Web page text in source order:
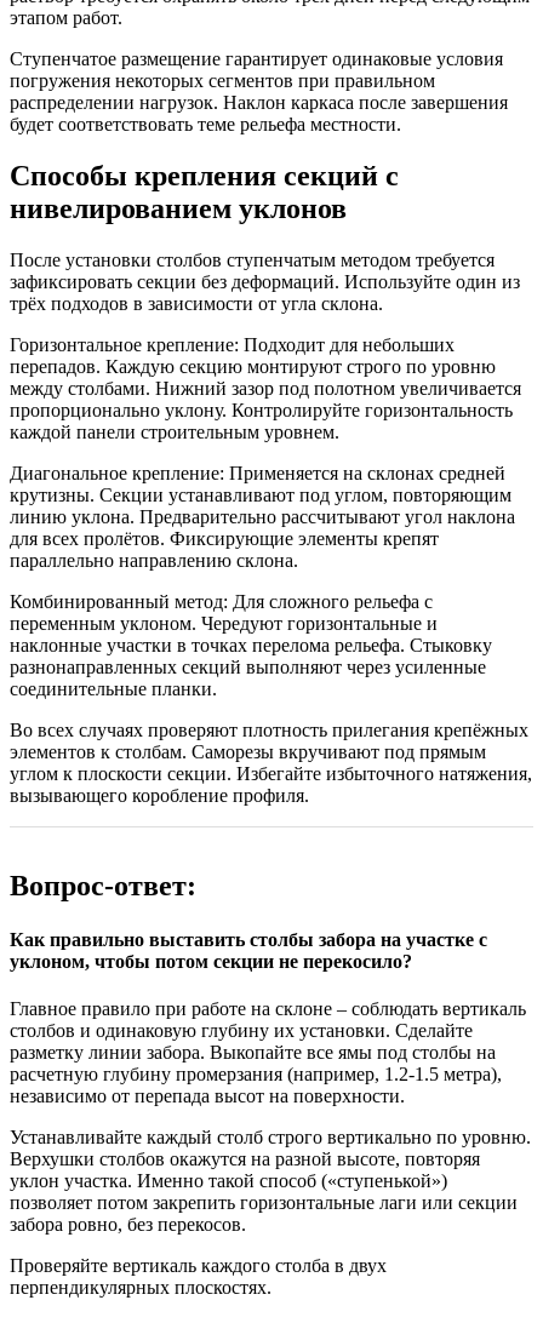
этапом работ.
Ступенчатое размещение гарантирует одинаковые условия
погружения некоторых сегментов при правильном
распределении нагрузок. Наклон каркаса после завершения
будет соответствовать теме рельефа местности.
Способы крепления секций с
нивелированием уклонов
После установки столбов ступенчатым методом требуется
зафиксировать секции без деформаций. Используйте один из
трёх подходов в зависимости от угла склона.
Горизонтальное крепление: Подходит для небольших
перепадов. Каждую секцию монтируют строго по уровню
между столбами. Нижний зазор под полотном увеличивается
пропорционально уклону. Контролируйте горизонтальность
каждой панели строительным уровнем.
Диагональное крепление: Применяется на склонах средней
крутизны. Секции устанавливают под углом, повторяющим
линию уклона. Предварительно рассчитывают угол наклона
для всех пролётов. Фиксирующие элементы крепят
параллельно направлению склона.
Комбинированный метод: Для сложного рельефа с
переменным уклоном. Чередуют горизонтальные и
наклонные участки в точках перелома рельефа. Стыковку
разнонаправленных секций выполняют через усиленные
соединительные планки.
Во всех случаях проверяют плотность прилегания крепёжных
элементов к столбам. Саморезы вкручивают под прямым
углом к плоскости секции. Избегайте избыточного натяжения,
вызывающего коробление профиля.
Вопрос-ответ:
Как правильно выставить столбы забора на участке с
уклоном, чтобы потом секции не перекосило?
Главное правило при работе на склоне – соблюдать вертикаль
столбов и одинаковую глубину их установки. Сделайте
разметку линии забора. Выкопайте все ямы под столбы на
расчетную глубину промерзания (например, 1.2-1.5 метра),
независимо от перепада высот на поверхности.
Устанавливайте каждый столб строго вертикально по уровню.
Верхушки столбов окажутся на разной высоте, повторяя
уклон участка. Именно такой способ («ступенькой»)
позволяет потом закрепить горизонтальные лаги или секции
забора ровно, без перекосов.
Проверяйте вертикаль каждого столба в двух
перпендикулярных плоскостях.